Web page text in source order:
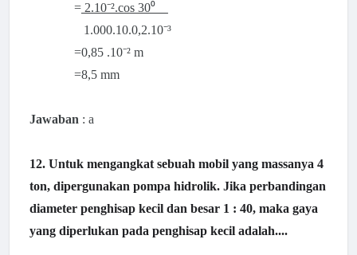
=2.10⁻².cos 30⁰
1.000.10.0,2.10⁻³
=0,85 .10⁻²m
=8,5 mm
Jawaban : a
12. Untuk mengangkat sebuah mobil yang massanya 4
ton, dipergunakan pompa hidrolik. Jika perbandingan
diameter penghisap kecil dan besar 1 : 40, maka gaya
yang diperlukan pada penghisap kecil adalah....